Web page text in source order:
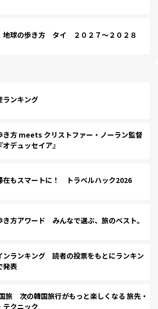
球の歩き方 タイ ２０２７～２０２８
ランキング
き方 meets クリストファー・ノーラン監督
デュッセイア』
在もスマートに！ トラベルハック2026
き方アワード みんなで選ぶ、旅のベスト。
ンランキング 読者の投票をもとにランキン
発表
旅 次の韓国旅行がもっと楽しくなる 旅先・
テクニック